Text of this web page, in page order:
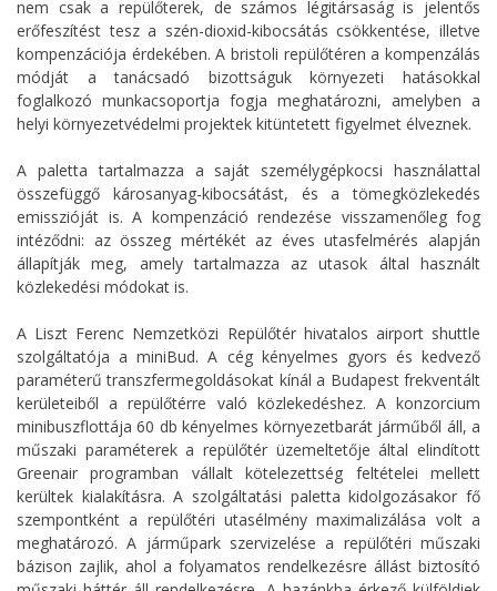
nem csak a repülőterek, de számos légitársaság is jelentős
erőfeszítést tesz a szén-dioxid-kibocsátás csökkentése, illetve
kompenzációja érdekében. A bristoli repülőtéren a kompenzálás
módját a tanácsadó bizottságuk környezeti hatásokkal
foglalkozó munkacsoportja fogja meghatározni, amelyben a
helyi környezetvédelmi projektek kitüntetett figyelmet élveznek.
A paletta tartalmazza a saját személygépkocsi használattal
összefüggő károsanyag-kibocsátást, és a tömegközlekedés
emisszióját is. A kompenzáció rendezése visszamenőleg fog
intéződni: az összeg mértékét az éves utasfelmérés alapján
állapítják meg, amely tartalmazza az utasok által használt
közlekedési módokat is.
A Liszt Ferenc Nemzetközi Repülőtér hivatalos airport shuttle
szolgáltatója a miniBud. A cég kényelmes gyors és kedvező
paraméterű transzfermegoldásokat kínál a Budapest frekventált
kerületeiből a repülőtérre való közlekedéshez. A konzorcium
minibuszflottája 60 db kényelmes környezetbarát járműből áll, a
műszaki paraméterek a repülőtér üzemeltetője által elindított
Greenair programban vállalt kötelezettség feltételei mellett
kerültek kialakításra. A szolgáltatási paletta kidolgozásakor fő
szempontként a repülőtéri utasélmény maximalizálása volt a
meghatározó. A járműpark szervizelése a repülőtéri műszaki
bázison zajlik, ahol a folyamatos rendelkezésre állást biztosító